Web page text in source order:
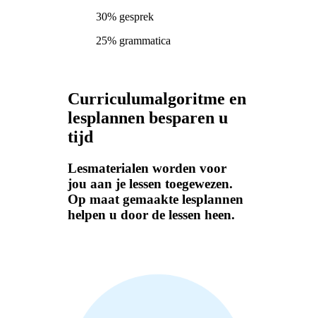
30% gesprek
25% grammatica
Curriculumalgoritme en
lesplannen besparen u
tijd
Lesmaterialen worden voor
jou aan je lessen toegewezen.
Op maat gemaakte lesplannen
helpen u door de lessen heen.